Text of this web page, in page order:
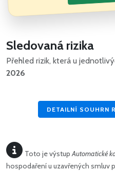
Sledovaná rizika
Přehled rizik, která u
2026
DETAILNÍ SOUHRN
Toto je výstupAutomatické
hospodaření u uzavřených smluv